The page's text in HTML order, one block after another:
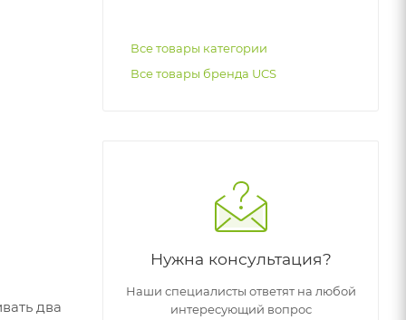
два
Все товары категории
Все товары бренда UCS
Нужна консультация?
Наши специалисты ответят на любой
интересующий вопрос